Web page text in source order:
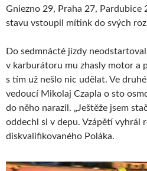
Gniezno 29, Praha 27, Pardubice
stavu vstoupil mítink do svých
Do sedmnácté jízdy
v karburátoru mu zhasly motor a
s tím už nešlo nic udělat. Ve
vedoucí Mikolaj Czapla o sto
do něho narazil. „Ještěže jsem
oddechl si v depu. Vzápětí vyhrál
diskvalifikovaného Poláka.